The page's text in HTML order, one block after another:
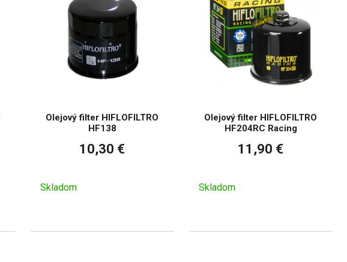
Olejový filter HIFLOFILTRO
HF138
10,30 €
Skladom
Olejový filter HIFLOFILTRO
HF204RC Racing
11,90 €
Skladom